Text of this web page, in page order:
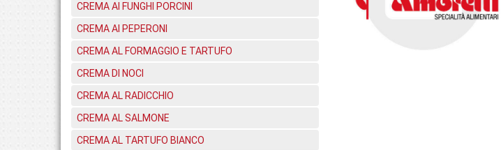
CREMA AI FUNGHI PORCINI
CREMA AI PEPERONI
CREMA AL FORMAGGIO E TARTUFO
CREMA DI NOCI
CREMA AL RADICCHIO
CREMA AL SALMONE
CREMA AL TARTUFO BIANCO